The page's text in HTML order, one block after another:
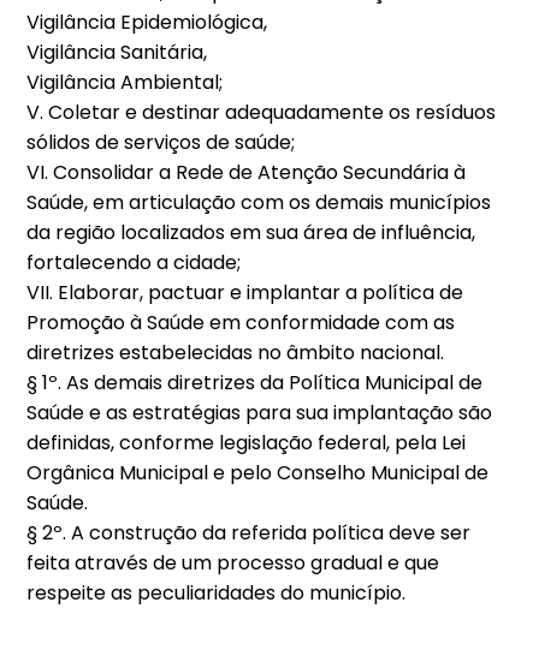
Vigilância Epidemiológica,
Vigilância Sanitária,
Vigilância Ambiental;
V. Coletar e destinar adequadamente os resíduos
sólidos de serviços de saúde;
VI. Consolidar a Rede de Atenção Secundária à
Saúde, em articulação com os demais municípios
da região localizados em sua área de influência,
fortalecendo a cidade;
VII. Elaborar, pactuar e implantar a política de
Promoção à Saúde em conformidade com as
diretrizes estabelecidas no âmbito nacional.
§ 1º. As demais diretrizes da Política Municipal de
Saúde e as estratégias para sua implantação são
definidas, conforme legislação federal, pela Lei
Orgânica Municipal e pelo Conselho Municipal de
Saúde.
§ 2º. A construção da referida política deve ser
feita através de um processo gradual e que
respeite as peculiaridades do município.